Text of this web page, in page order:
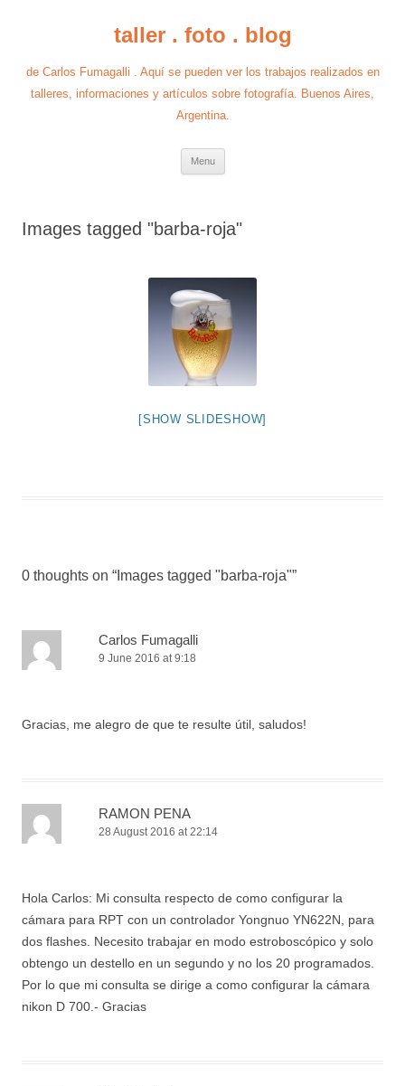
taller . foto . blog
de Carlos Fumagalli . Aquí se pueden ver los trabajos realizados en
talleres, informaciones y artículos sobre fotografía. Buenos Aires,
Argentina.
Menu
Images tagged "barba-roja"
[SHOW SLIDESHOW]
0 thoughts on “ Images tagged "barba-roja"”
Carlos Fumagalli
9 June 2016 at 9:18
Gracias, me alegro de que te resulte útil, saludos!
RAMON PENA
28 August 2016 at 22:14
Hola Carlos: Mi consulta respecto de como configurar la
cámara para RPT con un controlador Yongnuo YN622N, para
dos flashes. Necesito trabajar en modo estroboscópico y solo
obtengo un destello en un segundo y no los 20 programados.
Por lo que mi consulta se dirige a como configurar la cámara
nikon D 700.- Gracias